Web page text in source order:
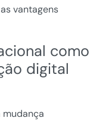
vantagens
como
digital
mudança